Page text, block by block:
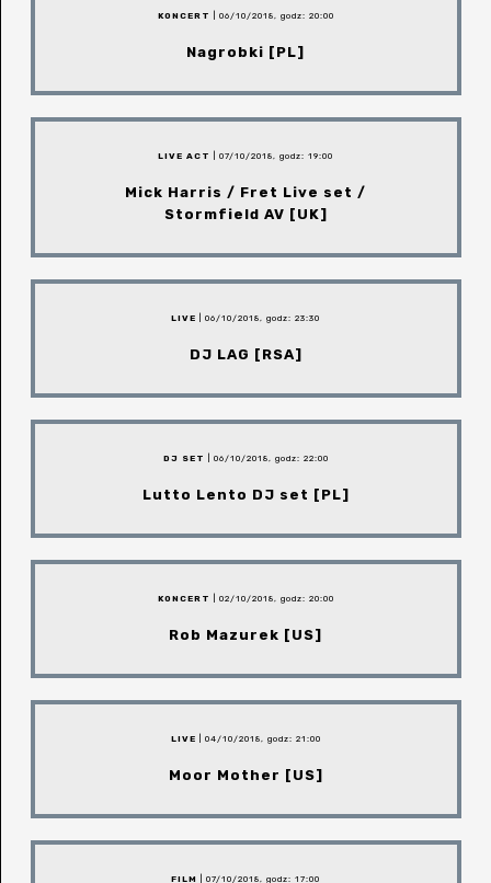
KONCERT | 06/10/2018, godz: 20:00
Nagrobki [PL]
LIVE ACT | 07/10/2018, godz: 19:00
Mick Harris / Fret Live set /
Stormfield AV [UK]
LIVE | 06/10/2018, godz: 23:30
DJ LAG [RSA]
DJ SET | 06/10/2018, godz: 22:00
Lutto Lento DJ set [PL]
KONCERT | 02/10/2018, godz: 20:00
Rob Mazurek [US]
LIVE | 04/10/2018, godz: 21:00
Moor Mother [US]
FILM | 07/10/2018, godz: 17:00